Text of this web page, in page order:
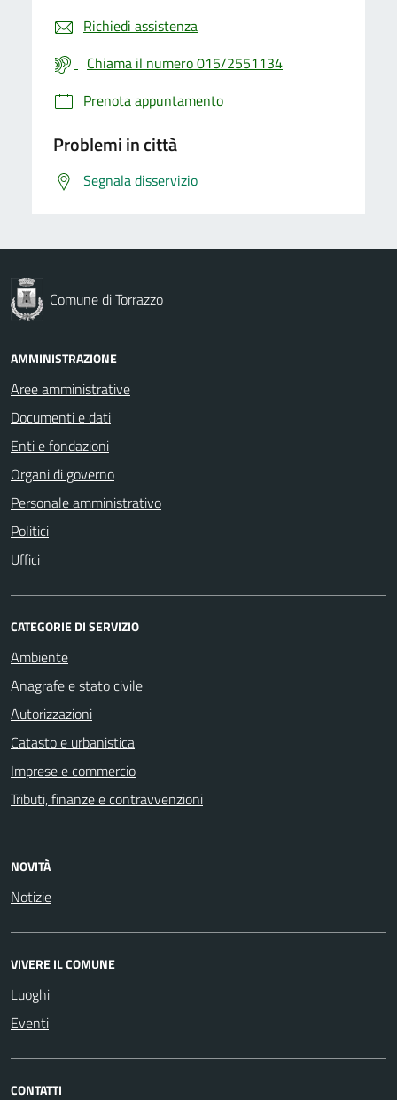
Richiedi assistenza
Chiama il numero 015/2551134
Prenota appuntamento
Problemi in città
Segnala disservizio
Comune di Torrazzo
AMMINISTRAZIONE
Aree amministrative
Documenti e dati
Enti e fondazioni
Organi di governo
Personale amministrativo
Politici
Uffici
CATEGORIE DI SERVIZIO
Ambiente
Anagrafe e stato civile
Autorizzazioni
Catasto e urbanistica
Imprese e commercio
Tributi, finanze e contravvenzioni
NOVITÀ
Notizie
VIVERE IL COMUNE
Luoghi
Eventi
CONTATTI